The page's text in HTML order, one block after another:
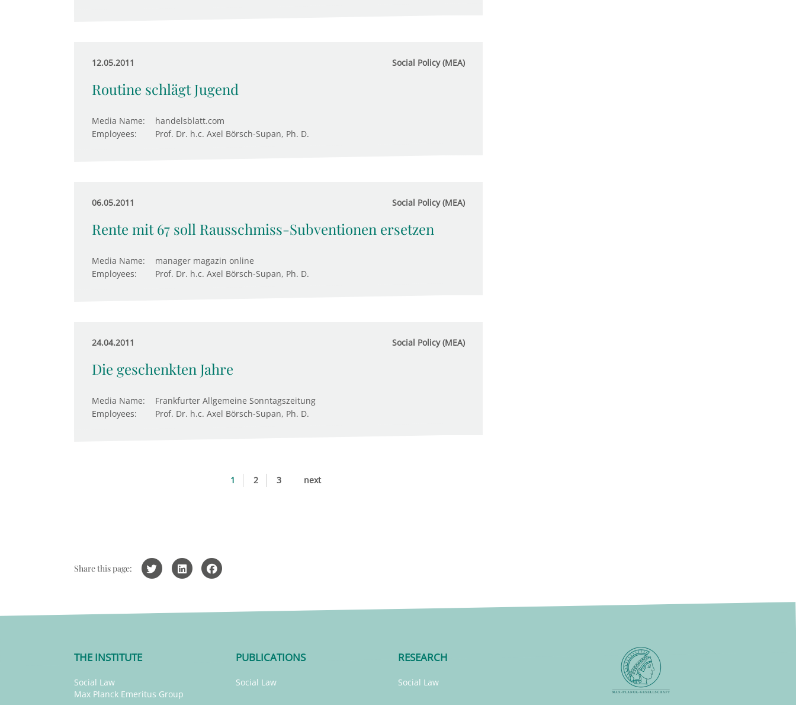
12.05.2011 Social Policy (MEA)
Routine schlägt Jugend
Media Name:
handelsblatt.com
Employees:
Prof. Dr. h.c. Axel Börsch-Supan, Ph. D.
06.05.2011 Social Policy (MEA)
Rente mit 67 soll Rausschmiss-Subventionen ersetzen
Media Name:
manager magazin online
Employees:
Prof. Dr. h.c. Axel Börsch-Supan, Ph. D.
24.04.2011 Social Policy (MEA)
Die geschenkten Jahre
Media Name:
Frankfurter Allgemeine Sonntagszeitung
Employees:
Prof. Dr. h.c. Axel Börsch-Supan, Ph. D.
1 2 3 next
Share this page:
THE INSTITUTE
Social Law
Max Planck Emeritus Group
PUBLICATIONS
Social Law
RESEARCH
Social Law